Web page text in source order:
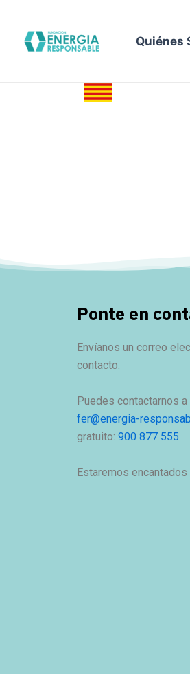
contenido
Quiénes
Ponte en
Envíanos un correo
contacto.
Puedes contactarnos
fer@energia-
gratuito: 900 877 555
Estaremos encantados